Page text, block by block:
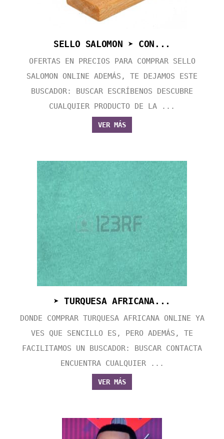
SELLO SALOMON ➤ CON...
OFERTAS EN PRECIOS PARA COMPRAR SELLO
SALOMON ONLINE ADEMÁS, TE DEJAMOS ESTE
BUSCADOR: BUSCAR ESCRÍBENOS DESCUBRE
CUALQUIER PRODUCTO DE LA ...
VER MÁS
➤ TURQUESA AFRICANA...
DONDE COMPRAR TURQUESA AFRICANA ONLINE YA
VES QUE SENCILLO ES, PERO ADEMÁS, TE
FACILITAMOS UN BUSCADOR: BUSCAR CONTACTA
ENCUENTRA CUALQUIER ...
VER MÁS